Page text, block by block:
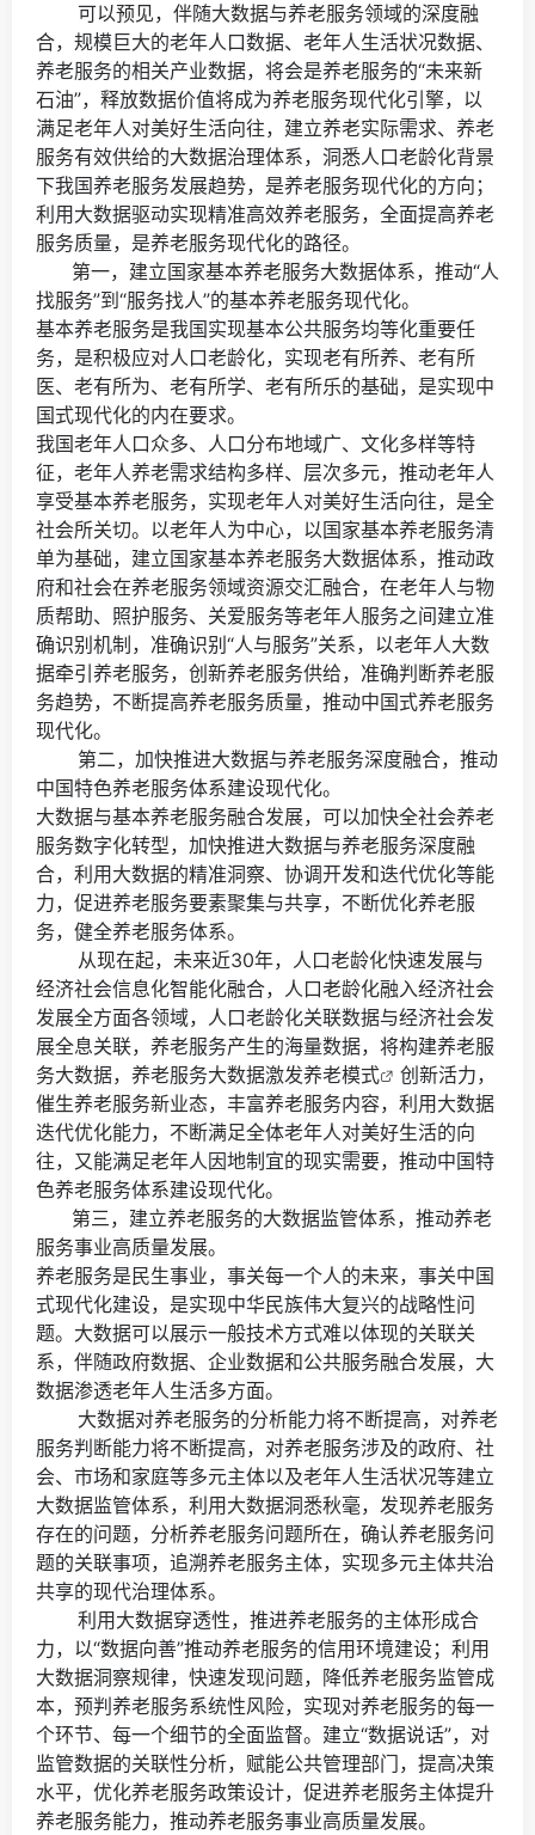
可以预见，伴随大数据与养老服务领域的深度融
合，规模巨大的老年人口数据、老年人生活状况数据、
养老服务的相关产业数据，将会是养老服务的“未来新
石油”，释放数据价值将成为养老服务现代化引擎，以
满足老年人对美好生活向往，建立养老实际需求、养老
服务有效供给的大数据治理体系，洞悉人口老龄化背景
下我国养老服务发展趋势，是养老服务现代化的方向；
利用大数据驱动实现精准高效养老服务，全面提高养老
服务质量，是养老服务现代化的路径。
第一，建立国家基本养老服务大数据体系，推动“人
找服务”到“服务找人”的基本养老服务现代化。
基本养老服务是我国实现基本公共服务均等化重要任
务，是积极应对人口老龄化，实现老有所养、老有所
医、老有所为、老有所学、老有所乐的基础，是实现中
国式现代化的内在要求。
我国老年人口众多、人口分布地域广、文化多样等特
征，老年人养老需求结构多样、层次多元，推动老年人
享受基本养老服务，实现老年人对美好生活向往，是全
社会所关切。以老年人为中心，以国家基本养老服务清
单为基础，建立国家基本养老服务大数据体系，推动政
府和社会在养老服务领域资源交汇融合，在老年人与物
质帮助、照护服务、关爱服务等老年人服务之间建立准
确识别机制，准确识别“人与服务”关系，以老年人大数
据牵引养老服务，创新养老服务供给，准确判断养老服
务趋势，不断提高养老服务质量，推动中国式养老服务
现代化。
第二，加快推进大数据与养老服务深度融合，推动
中国特色养老服务体系建设现代化。
大数据与基本养老服务融合发展，可以加快全社会养老
服务数字化转型，加快推进大数据与养老服务深度融
合，利用大数据的精准洞察、协调开发和迭代优化等能
力，促进养老服务要素聚集与共享，不断优化养老服
务，健全养老服务体系。
从现在起，未来近30年，人口老龄化快速发展与
经济社会信息化智能化融合，人口老龄化融入经济社会
发展全方面各领域，人口老龄化关联数据与经济社会发
展全息关联，养老服务产生的海量数据，将构建养老服
务大数据，养老服务大数据激发养老模式
创新活力，
催生养老服务新业态，丰富养老服务内容，利用大数据
迭代优化能力，不断满足全体老年人对美好生活的向
往，又能满足老年人因地制宜的现实需要，推动中国特
色养老服务体系建设现代化。
第三，建立养老服务的大数据监管体系，推动养老
服务事业高质量发展。
养老服务是民生事业，事关每一个人的未来，事关中国
式现代化建设，是实现中华民族伟大复兴的战略性问
题。大数据可以展示一般技术方式难以体现的关联关
系，伴随政府数据、企业数据和公共服务融合发展，大
数据渗透老年人生活多方面。
大数据对养老服务的分析能力将不断提高，对养老
服务判断能力将不断提高，对养老服务涉及的政府、社
会、市场和家庭等多元主体以及老年人生活状况等建立
大数据监管体系，利用大数据洞悉秋毫，发现养老服务
存在的问题，分析养老服务问题所在，确认养老服务问
题的关联事项，追溯养老服务主体，实现多元主体共治
共享的现代治理体系。
利用大数据穿透性，推进养老服务的主体形成合
力，以“数据向善”推动养老服务的信用环境建设；利用
大数据洞察规律，快速发现问题，降低养老服务监管成
本，预判养老服务系统性风险，实现对养老服务的每一
个环节、每一个细节的全面监督。建立“数据说话”，对
监管数据的关联性分析，赋能公共管理部门，提高决策
水平，优化养老服务政策设计，促进养老服务主体提升
养老服务能力，推动养老服务事业高质量发展。